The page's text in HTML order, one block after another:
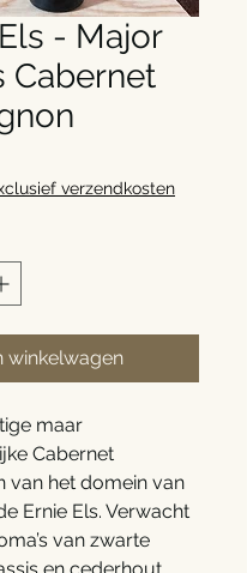
- Major
Cabernet
verzendkosten
winkelwagen
maar
Cabernet
van het domein van
Ernie Els. Verwacht
van zwarte